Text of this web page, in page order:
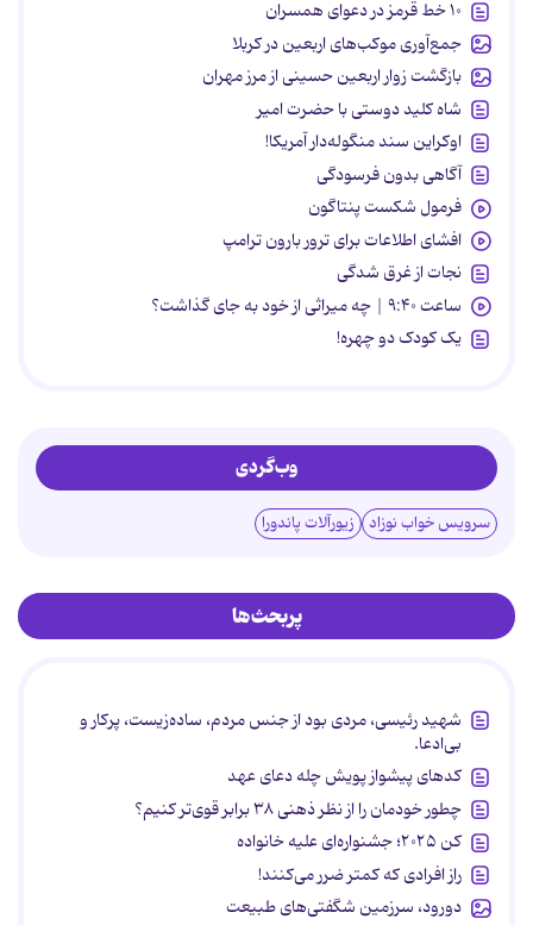
۱۰ خط قرمز در دعوای همسران
جمع‌آوری موکب‌های اربعین در کربلا
بازگشت زوار اربعین حسینی از مرز مهران
شاه کلید دوستی با حضرت امیر
اوکراین سند منگوله‌دار آمریکا!
آگاهی بدون فرسودگی
فرمول شکست پنتاگون
افشای اطلاعات برای ترور بارون ترامپ
نجات از غرق شدگی
ساعت ۹:۴۰ | چه میراثی از خود به جای گذاشت؟
یک کودک دو چهره!
وب‌گردی
سرویس خواب نوزاد زیورآلات پاندورا
پربحث‌ها
شهید رئیسی، مردی بود از جنس مردم، ساده‌زیست، پرکار و
بی‌ادعا.
کدهای پیشواز پویش چله دعای عهد
چطور خودمان را از نظر ذهنی ۳۸ برابر قوی‌تر کنیم؟
کن ۲۰۲۵؛ جشنواره‌ای علیه خانواده
راز افرادی که کمتر ضرر می‌کنند!
دورود، سرزمین شگفتی‌های طبیعت